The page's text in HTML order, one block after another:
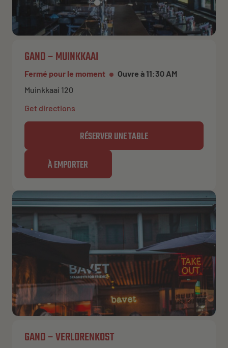
GAND – MUINKKAAI
Fermé pour le moment
Ouvre à 11:30 AM
Muinkkaai 120
Get directions
RÉSERVER UNE TABLE
À EMPORTER
GAND – VERLORENKOST